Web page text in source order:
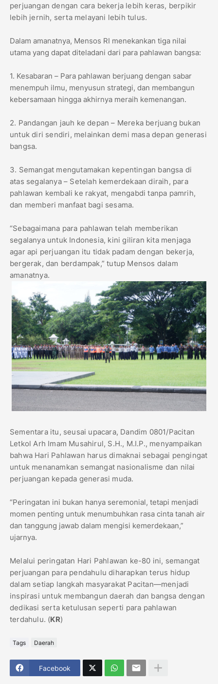
perjuangan dengan cara bekerja lebih keras, berpikir
lebih jernih, serta melayani lebih tulus.
Dalam amanatnya, Mensos RI menekankan tiga nilai
utama yang dapat diteladani dari para pahlawan bangsa:
1. Kesabaran – Para pahlawan berjuang dengan sabar
menempuh ilmu, menyusun strategi, dan membangun
kebersamaan hingga akhirnya meraih kemenangan.
2. Pandangan jauh ke depan – Mereka berjuang bukan
untuk diri sendiri, melainkan demi masa depan generasi
bangsa.
3. Semangat mengutamakan kepentingan bangsa di
atas segalanya – Setelah kemerdekaan diraih, para
pahlawan kembali ke rakyat, mengabdi tanpa pamrih,
dan memberi manfaat bagi sesama.
“Sebagaimana para pahlawan telah memberikan
segalanya untuk Indonesia, kini giliran kita menjaga
agar api perjuangan itu tidak padam dengan bekerja,
bergerak, dan berdampak,” tutup Mensos dalam
amanatnya.
Sementara itu, seusai upacara, Dandim 0801/Pacitan
Letkol Arh Imam Musahirul, S.H., M.I.P., menyampaikan
bahwa Hari Pahlawan harus dimaknai sebagai pengingat
untuk menanamkan semangat nasionalisme dan nilai
perjuangan kepada generasi muda.
“Peringatan ini bukan hanya seremonial, tetapi menjadi
momen penting untuk menumbuhkan rasa cinta tanah air
dan tanggung jawab dalam mengisi kemerdekaan,”
ujarnya.
Melalui peringatan Hari Pahlawan ke-80 ini, semangat
perjuangan para pendahulu diharapkan terus hidup
dalam setiap langkah masyarakat Pacitan—menjadi
inspirasi untuk membangun daerah dan bangsa dengan
dedikasi serta ketulusan seperti para pahlawan
terdahulu. (KR)
Tags Daerah
Facebook